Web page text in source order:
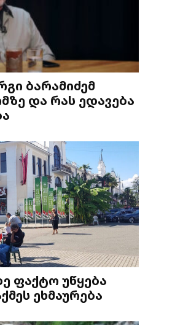
ბარამიძემ
და რას ედავება
ფაქტო უწყება
ეხმაურება